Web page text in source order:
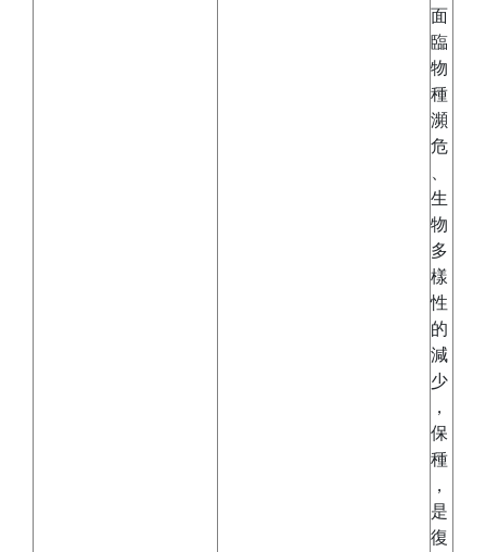
面
臨
物
種
瀕
危
生
物
多
樣
性
的
減
少
，
保
種
，
是
復